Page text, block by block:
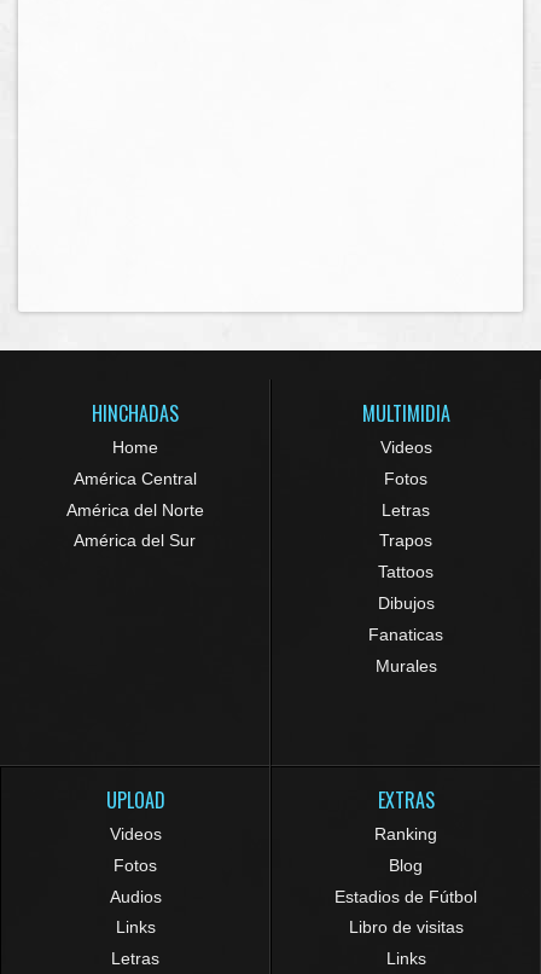
HINCHADAS
Home
América Central
América del Norte
América del Sur
MULTIMIDIA
Videos
Fotos
Letras
Trapos
Tattoos
Dibujos
Fanaticas
Murales
UPLOAD
Videos
Fotos
Audios
Links
Letras
EXTRAS
Ranking
Blog
Estadios de Fútbol
Libro de visitas
Links